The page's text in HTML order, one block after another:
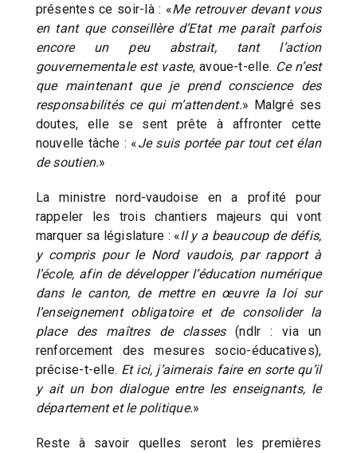
présentes ce soir-là : «Me retrouver devant vous
en tant que conseillère d’Etat me paraît parfois
encore un peu abstrait, tant l’action
gouvernementale est vaste, avoue-t-elle. Ce n’est
que maintenant que je prend conscience des
responsabilités ce qui m’attendent.» Malgré ses
doutes, elle se sent prête à affronter cette
nouvelle tâche : «Je suis portée par tout cet élan
de soutien.»
La ministre nord-vaudoise en a profité pour
rappeler les trois chantiers majeurs qui vont
marquer sa législature : «Il y a beaucoup de défis,
y compris pour le Nord vaudois, par rapport à
l’école, afin de développer l’éducation numérique
dans le canton, de mettre en œuvre la loi sur
l’enseignement obligatoire et de consolider la
place des maîtres de classes(ndlr : via un
renforcement des mesures socio-éducatives),
précise-t-elle. Et ici, j’aimerais faire en sorte qu’il
y ait un bon dialogue entre les enseignants, le
département et le politique.»
Reste à savoir quelles seront les premières